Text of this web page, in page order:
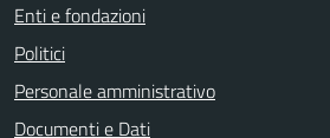
Enti e fondazioni
Politici
Personale amministrativo
Documenti e Dati